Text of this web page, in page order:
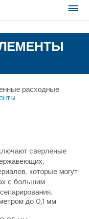
расходные
сверленые
которые могут
с большим
до 0,1 мм